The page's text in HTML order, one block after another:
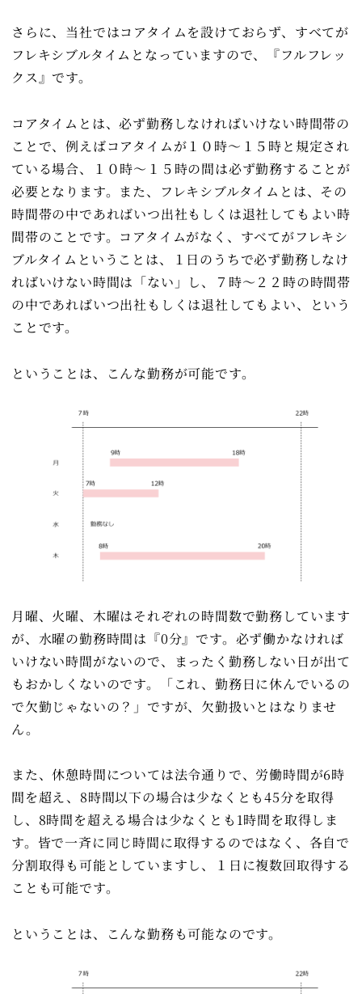
さらに、当社ではコアタイムを設けておらず、すべてが
フレキシブルタイムとなっていますので、『フルフレッ
クス』です。
コアタイムとは、必ず勤務しなければいけない時間帯の
ことで、例えばコアタイムが１０時～１５時と規定され
ている場合、１０時～１５時の間は必ず勤務することが
必要となります。また、フレキシブルタイムとは、その
時間帯の中であればいつ出社もしくは退社してもよい時
間帯のことです。コアタイムがなく、すべてがフレキシ
ブルタイムということは、１日のうちで必ず勤務しなけ
ればいけない時間は「ない」し、７時～２２時の時間帯
の中であればいつ出社もしくは退社してもよい、という
ことです。
ということは、こんな勤務が可能です。
月曜、火曜、木曜はそれぞれの時間数で勤務しています
が、水曜の勤務時間は『0分』です。必ず働かなければ
いけない時間がないので、まったく勤務しない日が出て
もおかしくないのです。「これ、勤務日に休んでいるの
で欠勤じゃないの？」ですが、欠勤扱いとはなりませ
ん。
また、休憩時間については法令通りで、労働時間が6時
間を超え、8時間以下の場合は少なくとも45分を取得
し、8時間を超える場合は少なくとも1時間を取得しま
す。皆で一斉に同じ時間に取得するのではなく、各自で
分割取得も可能としていますし、１日に複数回取得する
ことも可能です。
ということは、こんな勤務も可能なのです。